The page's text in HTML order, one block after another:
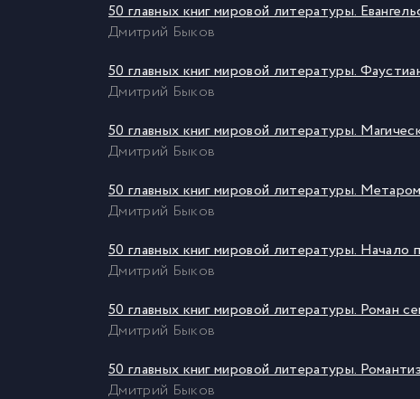
50 главных книг мировой литературы.
Дмитрий Быков
50 главных книг мировой литературы.
Дмитрий Быков
50 главных книг мировой литературы.
Дмитрий Быков
50 главных книг мировой литературы.
Дмитрий Быков
50 главных книг мировой литературы. Начало
Дмитрий Быков
50 главных книг мировой литературы. Роман
Дмитрий Быков
50 главных книг мировой литературы.
Дмитрий Быков